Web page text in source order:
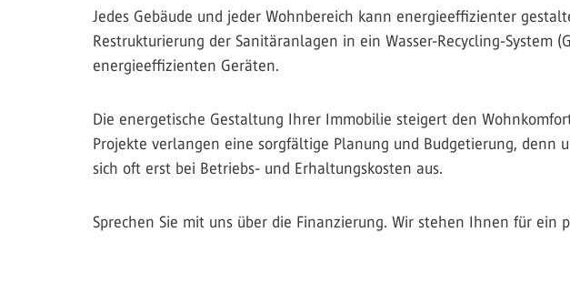
Jedes Gebäude und jeder Wohnbereich kann energieeffizienter
Restrukturierung der Sanitäranlagen in ein Wasser-Recycling-System
energieeffizienten Geräten.
Die energetische Gestaltung Ihrer Immobilie steigert den
Projekte verlangen eine sorgfältige Planung und Budgetierung,
sich oft erst bei Betriebs- und Erhaltungskosten aus.
Sprechen Sie mit uns über die Finanzierung. Wir stehen Ihnen für ein